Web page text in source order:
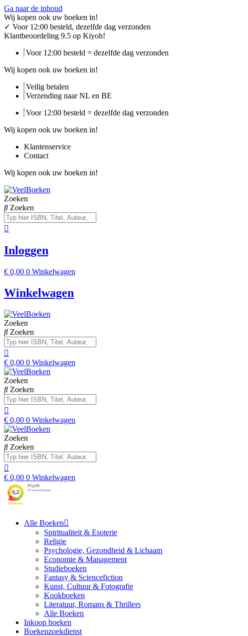
Ga naar de inhoud
Wij kopen ook uw boeken in!
✓ Voor 12:00 besteld, dezelfde dag verzonden
Klantbeoordeling 9.5 op Kiyoh!
Voor 12:00 besteld = dezelfde dag verzonden
Wij kopen ook uw boeken in!
Veilig betalen
Verzending naar NL en BE
Voor 12:00 besteld = dezelfde dag verzonden
Wij kopen ook uw boeken in!
Klantenservice
Contact
Wij kopen ook uw boeken in!
Zoeken
Zoeken
Inloggen
€ 0,00 0 Winkelwagen
Winkelwagen
Zoeken
Zoeken
€ 0,00 0 Winkelwagen
Zoeken
Zoeken
€ 0,00 0 Winkelwagen
Zoeken
Zoeken
€ 0,00 0 Winkelwagen
Alle Boeken
Spiritualiteit & Esoterie
Religie
Psychologie, Gezondheid & Lichaam
Economie & Management
Studieboeken
Fantasy & Sciencefiction
Kunst, Cultuur & Fotografie
Kookboeken
Literatuur, Romans & Thrillers
Alle Boeken
Inkoop boeken
Boekenzoekdienst